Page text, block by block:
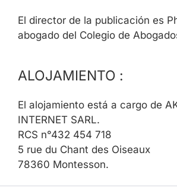
El director de la publicación es
abogado del Colegio de
ALOJAMIENTO :
El alojamiento está a cargo de
INTERNET SARL.
RCS n°432 454 718
5 rue du Chant des Oiseaux
78360 Montesson.